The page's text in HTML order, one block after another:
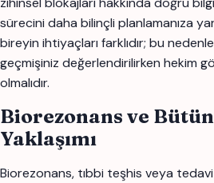
sürecini daha bilinçli planlamanıza
bireyin ihtiyaçları farklıdır; bu
geçmişiniz değerlendirilirken hekim
olmalıdır.
Biorezonans ve
Yaklaşımı
Biorezonans, tıbbi teşhis veya